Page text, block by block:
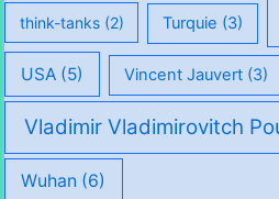
think-tanks(2) Turquie (3)
USA(5) Vincent Jauvert (3)
Vladimir Vladimirovitch
Wuhan (6)